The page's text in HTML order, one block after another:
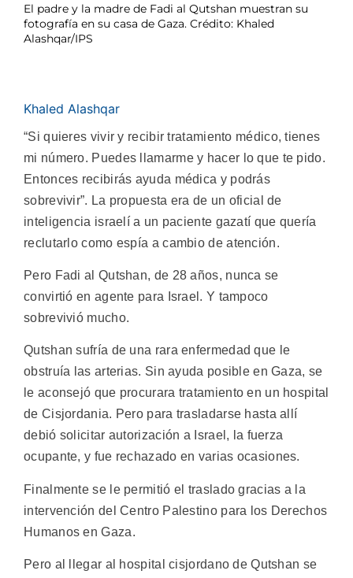
El padre y la madre de Fadi al Qutshan muestran su
fotografía en su casa de Gaza. Crédito: Khaled
Alashqar/IPS
Khaled Alashqar
“Si quieres vivir y recibir tratamiento médico, tienes
mi número. Puedes llamarme y hacer lo que te pido.
Entonces recibirás ayuda médica y podrás
sobrevivir”. La propuesta era de un oficial de
inteligencia israelí a un paciente gazatí que quería
reclutarlo como espía a cambio de atención.
Pero Fadi al Qutshan, de 28 años, nunca se
convirtió en agente para Israel. Y tampoco
sobrevivió mucho.
Qutshan sufría de una rara enfermedad que le
obstruía las arterias. Sin ayuda posible en Gaza, se
le aconsejó que procurara tratamiento en un hospital
de Cisjordania. Pero para trasladarse hasta allí
debió solicitar autorización a Israel, la fuerza
ocupante, y fue rechazado en varias ocasiones.
Finalmente se le permitió el traslado gracias a la
intervención del Centro Palestino para los Derechos
Humanos en Gaza.
Pero al llegar al hospital cisjordano de Qutshan se